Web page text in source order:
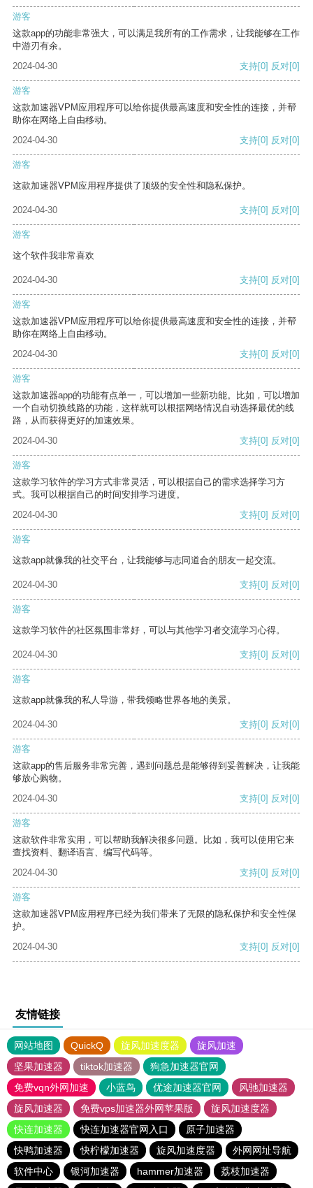
游客
这款app的功能非常强大，可以满足我所有的工作需求，让我能够在工作
中游刃有余。
2024-04-30
支持[0] 反对[0]
游客
这款加速器VPM应用程序可以给你提供最高速度和安全性的连接，并帮
助你在网络上自由移动。
2024-04-30
支持[0] 反对[0]
游客
这款加速器VPM应用程序提供了顶级的安全性和隐私保护。
2024-04-30 支持[0] 反对[0]
游客
这个软件我非常喜欢
2024-04-30 支持[0] 反对[0]
游客
这款加速器VPM应用程序可以给你提供最高速度和安全性的连接，并帮
助你在网络上自由移动。
2024-04-30
支持[0] 反对[0]
游客
这款加速器app的功能有点单一，可以增加一些新功能。比如，可以增加
一个自动切换线路的功能，这样就可以根据网络情况自动选择最优的线
路，从而获得更好的加速效果。
2024-04-30
支持[0] 反对[0]
游客
这款学习软件的学习方式非常灵活，可以根据自己的需求选择学习方
式。我可以根据自己的时间安排学习进度。
2024-04-30
支持[0] 反对[0]
游客
这款app就像我的社交平台，让我能够与志同道合的朋友一起交流。
2024-04-30 支持[0] 反对[0]
游客
这款学习软件的社区氛围非常好，可以与其他学习者交流学习心得。
2024-04-30 支持[0] 反对[0]
游客
这款app就像我的私人导游，带我领略世界各地的美景。
2024-04-30 支持[0] 反对[0]
游客
这款app的售后服务非常完善，遇到问题总是能够得到妥善解决，让我能
够放心购物。
2024-04-30
支持[0] 反对[0]
游客
这款软件非常实用，可以帮助我解决很多问题。比如，我可以使用它来
查找资料、翻译语言、编写代码等。
2024-04-30
支持[0] 反对[0]
游客
这款加速器VPM应用程序已经为我们带来了无限的隐私保护和安全性保
护。
2024-04-30
支持[0] 反对[0]
友情链接
网站地图 QuickQ 旋风加速度器
旋风加速
坚果加速器
tiktok加速器
狗急加速器官网
免费vqn外网加速
小蓝鸟 优途加速器官网
风驰加速器
旋风加速器
免费vps加速器外网苹果版
旋风加速度器
快连加速器
快连加速器官网入口
原子加速器
快鸭加速器
快柠檬加速器 旋风加速度器
外网网址导航
软件中心
银河加速器 hammer加速器
荔枝加速器